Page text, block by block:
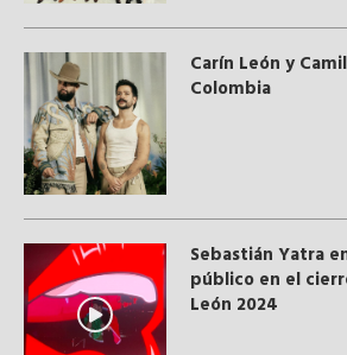
Carín León y
Colombia
Sebastián Yatra
público en el
León 2024